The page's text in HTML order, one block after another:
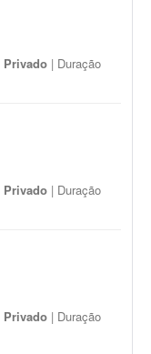
Privado | Duração
Privado | Duração
Privado | Duração